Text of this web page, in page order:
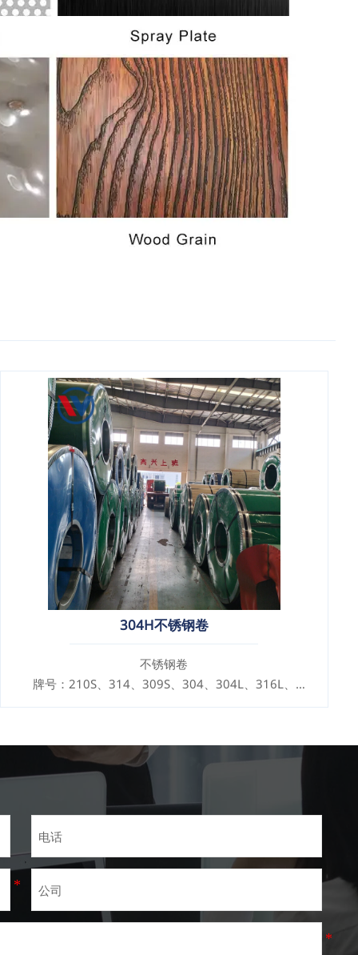
304H不锈钢卷
不锈钢卷
牌号：210S、314、309S、304、304L、316L、
321、410、420、430、904等
规格
厚度：0.1mm - 150mm